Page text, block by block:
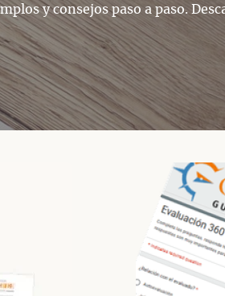
y consejos paso a paso.